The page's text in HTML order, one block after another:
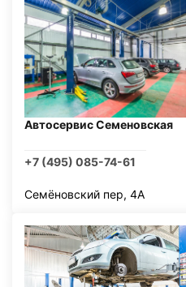
Автосервис Семеновская
+7 (495) 085-74-61
Семёновский пер, 4А